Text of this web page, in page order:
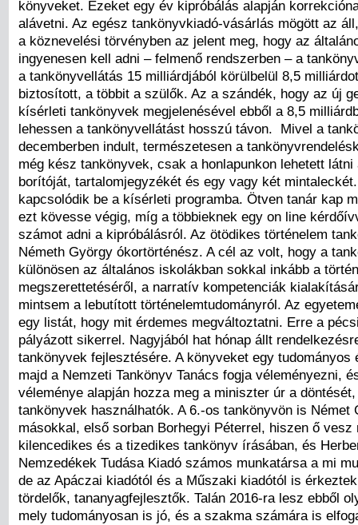
könyveket. Ezeket egy év kipróbálás alapján
alávetni. Az egész tankönyvkiadó-vásárlás mögött az
a köznevelési törvényben az jelent meg, hogy az
ingyenesen kell adni – felmenő rendszerben – a
a tankönyvellátás 15 milliárdjából körülbelül 8,5
biztosított, a többit a szülők. Az a szándék, hogy az új
kísérleti tankönyvek megjelenésével ebből a 8,5
lehessen a tankönyvellátást hosszú távon. Mivel a
decemberben indult, természetesen a
még kész tankönyvek, csak a honlapunkon lehetett
borítóját, tartalomjegyzékét és egy vagy két
kapcsolódik be a kísérleti programba. Ötven tanár kap
ezt kövesse végig, míg a többieknek egy on line
számot adni a kipróbálásról. Az ötödikes történelem
Németh György ókortörténész. A cél az volt, hogy a
különösen az általános iskolákban sokkal inkább a
megszerettetéséről, a narratív kompetenciák
mintsem a lebutított történelemtudományról. Az
egy listát, hogy mit érdemes megváltoztatni. Erre a
pályázott sikerrel. Nagyjából hat hónap állt
tankönyvek fejlesztésére. A könyveket egy tudományos
majd a Nemzeti Tankönyv Tanács fogja véleményezni,
véleménye alapján hozza meg a miniszter úr a
tankönyvek használhatók. A 6.-os tankönyvön is Német
másokkal, első sorban Borhegyi Péterrel, hiszen ő vesz
kilencedikes és a tizedikes tankönyv írásában, és
Nemzedékek Tudása Kiadó számos munkatársa a mi
de az Apáczai kiadótól és a Műszaki kiadótól is
tördelők, tananyagfejlesztők. Talán 2016-ra lesz ebből
mely tudományosan is jó, és a szakma számára is